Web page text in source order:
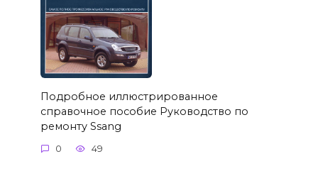
Подробное иллюстрированное
справочное пособие Руководство по
ремонту Ssang
0 49